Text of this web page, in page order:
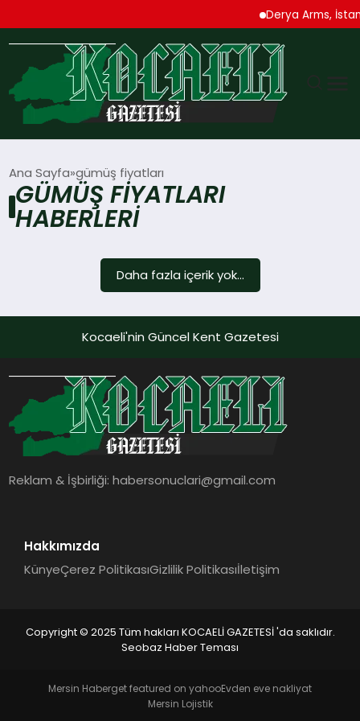
Derya Arms,
TEKNOLOJI
YAŞAM
DÜNYA
Ana Sayfa gümüş fiyatları
GÜMÜŞ FIYATLARI
HABERLERI
Daha fazla içerik yok...
Kocaeli'nin Güncel Kent Gazetesi
Reklam & İşbirliği:habersonuclari@gmail.com
Hakkımızda
KünyeÇerez PolitikasıGizlilik Politikasıİletişim
Copyright © 2025 Tüm hakları KOCAELİ GAZETESİ 'da saklıdır.
Seobaz Haber Teması
Mersin Haberget featured on yahooEvden eve nakliyat
Mersin Lojistik